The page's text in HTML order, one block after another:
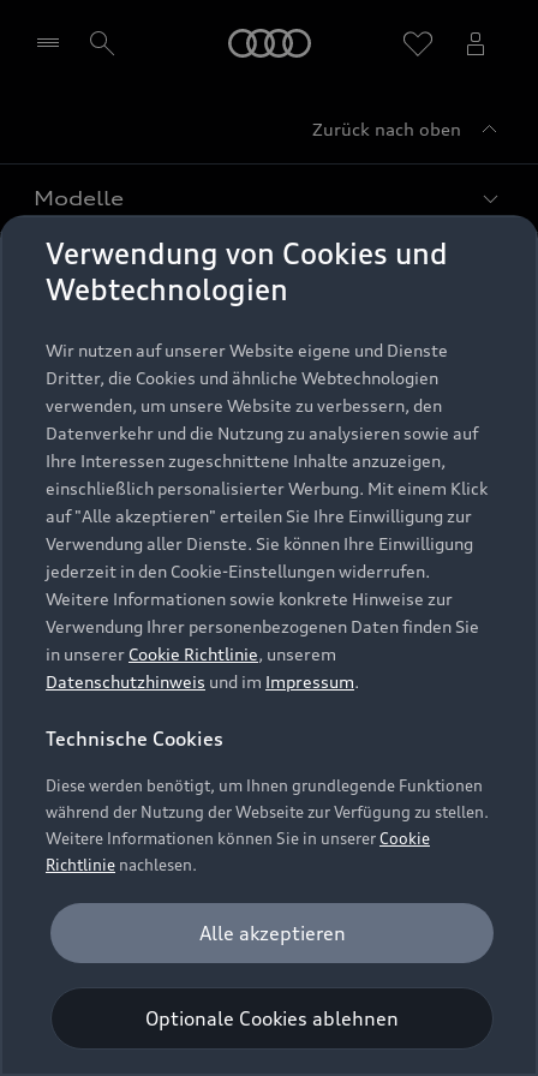
Zurück nach oben
Modelle
Alle Modelle
Elektromodelle
Plug-in-Hybride
Kaufen & leasen
Neuwagensuche
Gebrauchtwagensuche
Gebrauchtwagen
Finanzierung
Aktionen & Angebote
Geschäftskunden
Saisonale Angebote
Audi Services
Garantie
Audi digital services
myAudi
Support
Kundenservice
Händlersuche
Audi Code
Häufige Fragen (FAQ)
Audi Online Beratung
Bordbuch & Bedienungsanleitungen
Verträge kündigen
Vertrag widerrufen
Über Audi
Unternehmen
Karriere
Investor Relations
Presse & Media Center
Datenschutz
Audi erleben
Newsletter
© 2026 AUDI AG. Alle Rechte vorbehalten
Datenschutzinformation
Cookie-Richtlinie
Barrierefreiheit
Digital Services Act
EU Data Act
Embleme am Fahrzeug bei allen Abbildungen auf dieser
Webseite kann abweichen.
Verwendung von Cookies und
Webtechnologien
Wir nutzen auf unserer Website eigene und Dienste
Dritter, die Cookies und ähnliche Webtechnologien
verwenden, um unsere Website zu verbessern, den
Datenverkehr und die Nutzung zu analysieren sowie auf
Ihre Interessen zugeschnittene Inhalte anzuzeigen,
einschließlich personalisierter Werbung. Mit einem Klick
auf "Alle akzeptieren" erteilen Sie Ihre Einwilligung zur
Verwendung aller Dienste. Sie können Ihre Einwilligung
jederzeit in den Cookie-Einstellungen widerrufen.
Weitere Informationen sowie konkrete Hinweise zur
Verwendung Ihrer personenbezogenen Daten finden Sie
in unserer Cookie Richtlinie, unserem
Datenschutzhinweis und im Impressum.
Technische Cookies
Diese werden benötigt, um Ihnen grundlegende Funktionen
während der Nutzung der Webseite zur Verfügung zu stellen.
Weitere Informationen können Sie in unsererCookie
Richtlinie nachlesen.
Analyse und Statistik
Performance Cookies sammeln Informationen
darüber, wie unsere Webseite genutzt wird (z. B.
Anzahl der Besuche, Verweildauer). Diese Cookies
werden zur Optimierung der Webseite verwendet.
Optionale Cookies ablehnen
Alle akzeptieren